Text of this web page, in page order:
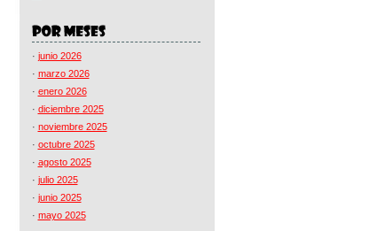
· junio 2026
· marzo 2026
· enero 2026
· diciembre 2025
· noviembre 2025
· octubre 2025
· agosto 2025
· julio 2025
· junio 2025
· mayo 2025